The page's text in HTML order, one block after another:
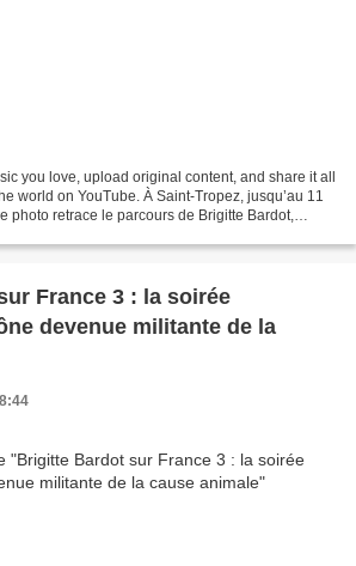
you love, upload original content, and share it all
world on YouTube. À Saint-Tropez, jusqu’au 11
photo retrace le parcours de Brigitte Bardot,
France 3 : la soirée
devenue militante de la